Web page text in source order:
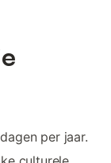
per jaar.